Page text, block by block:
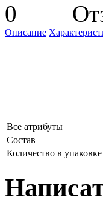
Описание
Все атрибуты
Состав
Количество в упаковке